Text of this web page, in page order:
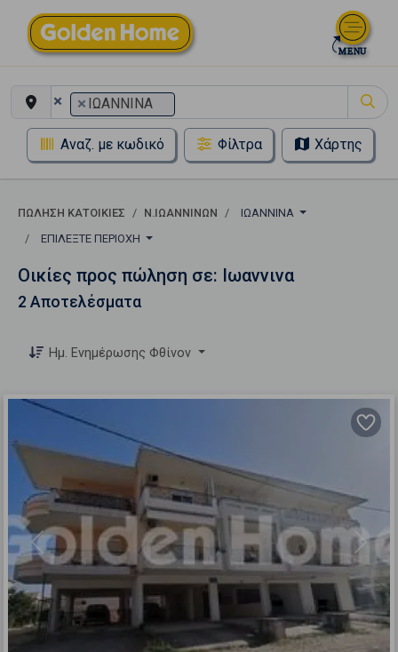
× × ΙΩΑΝΝΙΝΑ
Αναζ. με κωδικό Φίλτρα Χάρτης
ΠΏΛΗΣΗ ΚΑΤΟΙΚΊΕΣ Ν.ΙΩΑΝΝΙΝΩΝ
ΙΩΑΝΝΙΝΑ
ΕΠΙΛΈΞΤΕ ΠΕΡΙΟΧΉ
Οικίες προς πώληση σε: Ιωαννινα
2 Αποτελέσματα
Ημ. Ενημέρωσης Φθίνον
Previous Next